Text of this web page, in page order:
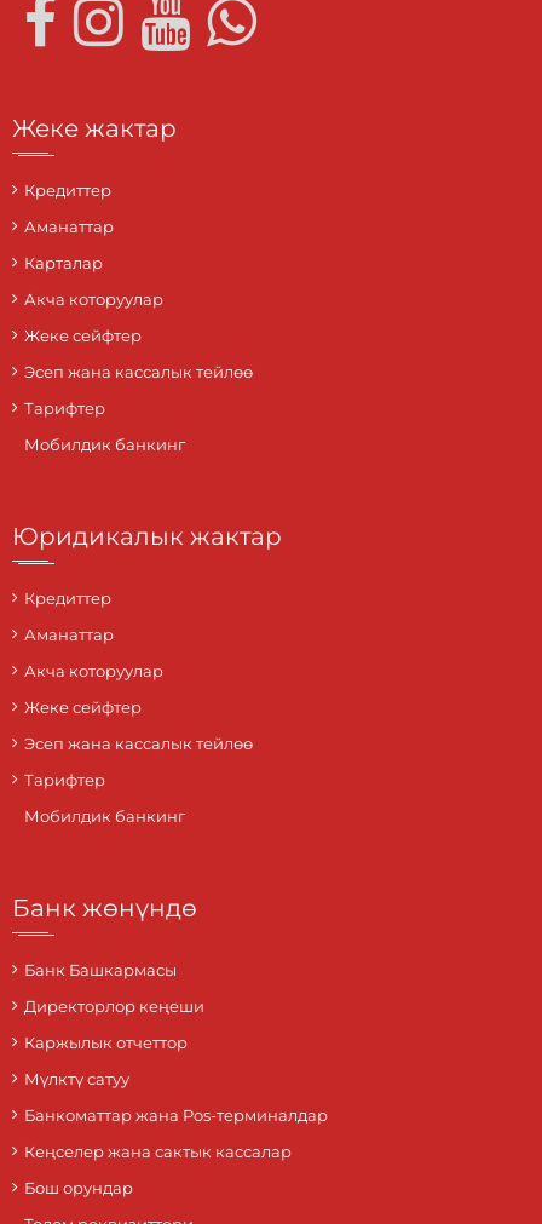
Жеке жактар
Кредиттер
Аманаттар
Карталар
Акча которуулар
Жеке сейфтер
Эсеп жана кассалык тейлөө
Тарифтер
Мобилдик банкинг
Юридикалык жактар
Кредиттер
Аманаттар
Акча которуулар
Жеке сейфтер
Эсеп жана кассалык тейлөө
Тарифтер
Мобилдик банкинг
Банк жөнүндө
Банк Башкармасы
Директорлор кеңеши
Каржылык отчеттор
Мүлктү сатуу
Банкоматтар жана Pos-терминалдар
Кеңселер жана сактык кассалар
Бош орундар